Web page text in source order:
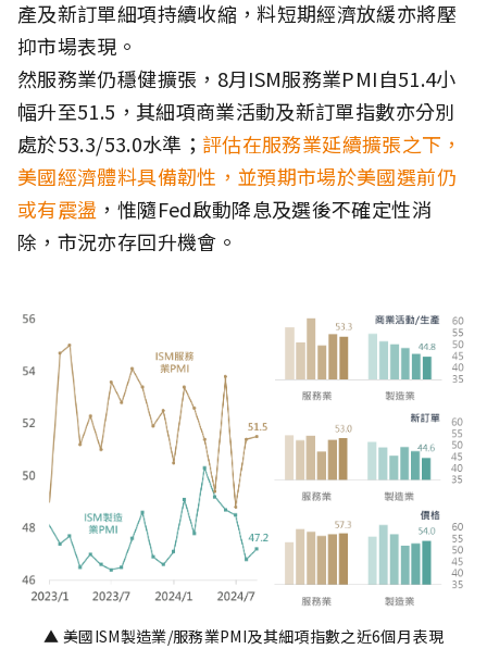
產及新訂單細項持續收縮，料短期經濟放緩亦將壓
抑市場表現。
然服務業仍穩健擴張，8月ISM服務業PMI自51.4小
幅升至51.5，其細項商業活動及新訂單指數亦分別
處於53.3/53.0水準； 評估在服務業延續擴張之下，
美國經濟體料具備韌性，並預期市場於美國選前仍
或有震盪 ，惟隨Fed啟動降息及選後不確定性消
除，市況亦存回升機會。
▲ 美國ISM製造業/服務業PMI及其細項指數之近6個月表現